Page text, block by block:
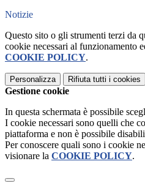
Notizie
Questo sito o gli strumenti terzi da
cookie necessari al funzionamento
COOKIE POLICY.
Personalizza Rifiuta tutti i cookies
Gestione cookie
In questa schermata è possibile
I cookie necessari sono quelli che
piattaforma e non è possibile
Per conoscere quali sono i cookie
visionare la COOKIE POLICY.